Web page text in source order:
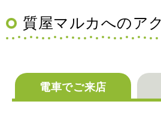
（大阪府大阪市）丁寧に査定してい
管に関する知識も教えて頂けました
質屋マルカへのア
電車でご来店